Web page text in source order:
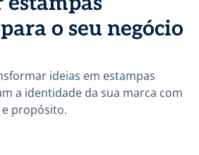
o seu negócio
ideias em estampas
a identidade da sua marca com
propósito.